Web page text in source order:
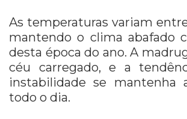
As temperaturas variam entre
mantendo o clima abafado
desta época do ano. A
céu carregado, e a
instabilidade se mantenha
todo o dia.